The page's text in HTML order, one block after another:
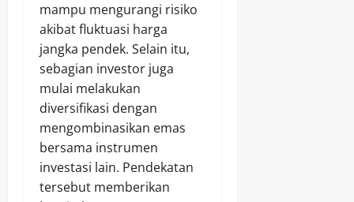
mampu mengurangi risiko
akibat fluktuasi harga
jangka pendek. Selain itu,
sebagian investor juga
mulai melakukan
diversifikasi dengan
mengombinasikan emas
bersama instrumen
investasi lain. Pendekatan
tersebut memberikan